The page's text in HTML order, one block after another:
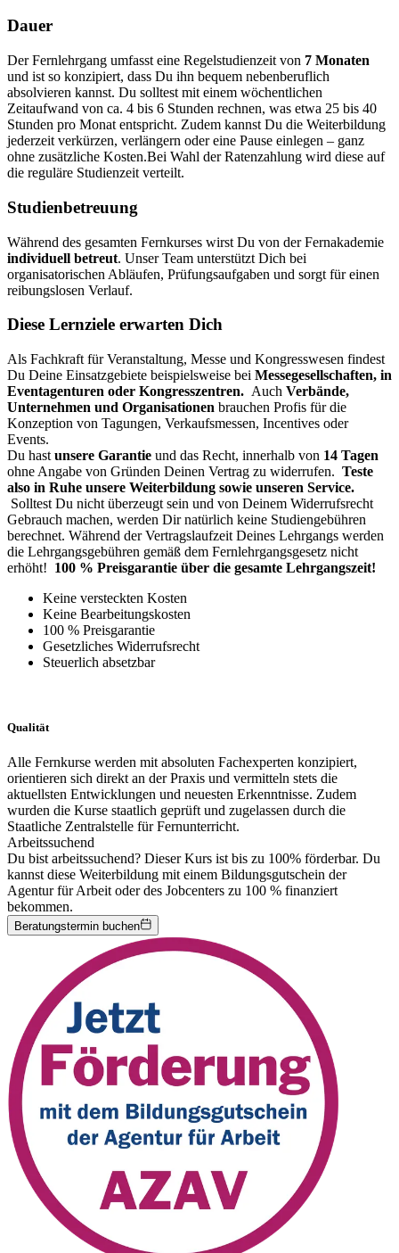
Dauer
Der Fernlehrgang umfasst eine Regelstudienzeit von 7 Monaten
und ist so konzipiert, dass Du ihn bequem nebenberuflich
absolvieren kannst. Du solltest mit einem wöchentlichen
Zeitaufwand von ca. 4 bis 6 Stunden rechnen, was etwa 25 bis 40
Stunden pro Monat entspricht. Zudem kannst Du die Weiterbildung
jederzeit verkürzen, verlängern oder eine Pause einlegen – ganz
ohne zusätzliche Kosten.Bei Wahl der Ratenzahlung wird diese auf
die reguläre Studienzeit verteilt.
Studienbetreuung
Während des gesamten Fernkurses wirst Du von der Fernakademie
individuell betreut. Unser Team unterstützt Dich bei
organisatorischen Abläufen, Prüfungsaufgaben und sorgt für einen
reibungslosen Verlauf.
Diese Lernziele erwarten Dich
Als Fachkraft für Veranstaltung, Messe und Kongresswesen findest
Du Deine Einsatzgebiete beispielsweise bei Messegesellschaften, in
Eventagenturen oder Kongresszentren. Auch Verbände,
Unternehmen und Organisationen brauchen Profis für die
Konzeption von Tagungen, Verkaufsmessen, Incentives oder
Events.
Du hast unsere Garantie und das Recht, innerhalb von 14 Tagen
ohne Angabe von Gründen Deinen Vertrag zu widerrufen. Teste
also in Ruhe unsere Weiterbildung sowie unseren Service.
Solltest Du nicht überzeugt sein und von Deinem Widerrufsrecht
Gebrauch machen, werden Dir natürlich keine Studiengebühren
berechnet. Während der Vertragslaufzeit Deines Lehrgangs werden
die Lehrgangsgebühren gemäß dem Fernlehrgangsgesetz nicht
erhöht! 100 % Preisgarantie über die gesamte Lehrgangszeit!
Keine versteckten Kosten
Keine Bearbeitungskosten
100 % Preisgarantie
Gesetzliches Widerrufsrecht
Steuerlich absetzbar
Qualität
Alle Fernkurse werden mit absoluten Fachexperten konzipiert,
orientieren sich direkt an der Praxis und vermitteln stets die
aktuellsten Entwicklungen und neuesten Erkenntnisse. Zudem
wurden die Kurse staatlich geprüft und zugelassen durch die
Staatliche Zentralstelle für Fernunterricht.
Arbeitssuchend
Du bist arbeitssuchend? Dieser Kurs ist bis zu 100% förderbar. Du
kannst diese Weiterbildung mit einem Bildungsgutschein der
Agentur für Arbeit oder des Jobcenters zu 100 % finanziert
bekommen.
Beratungstermin buchen